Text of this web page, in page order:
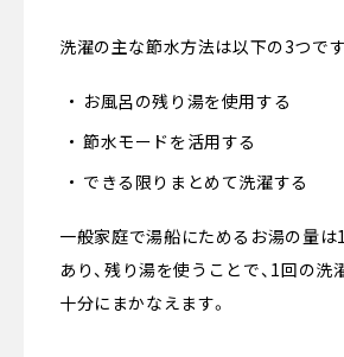
洗濯の主な節水方法は以下の3つです
お風呂の残り湯を使用する
節水モードを活用する
できる限りまとめて洗濯する
一般家庭で湯船にためるお湯の量
あり、残り湯を使うことで、1回の洗
十分にまかなえます。